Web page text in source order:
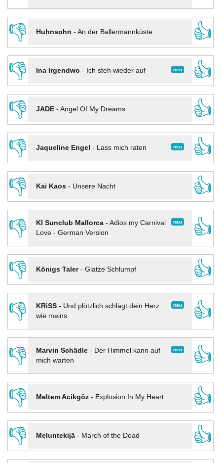
👎
Huhnsohn - An der Ballermannküste
👍
👎
neu
Ina Irgendwo - Ich steh wieder auf
👍
👎
JADE- Angel Of My Dreams
👍
👎
neu
Jaqueline Engel - Lass mich raten
👍
👎
Kai Kaos- Unsere Nacht
👍
👎
neu
KI Sunclub Mallorca- Adios my Carnival
Love - German Version
👍
👎
Königs Taler- Glatze Schlumpf
👍
👎
neu
KRiSS- Und plötzlich schlägt dein Herz
wie meins
👍
👎 neu
Marvin Schädle- Der Himmel kann auf
mich warten
👍
👎
Meltem Acikgöz- Explosion In My Heart
👍
👎
Meluntekijä- March of the Dead
👍